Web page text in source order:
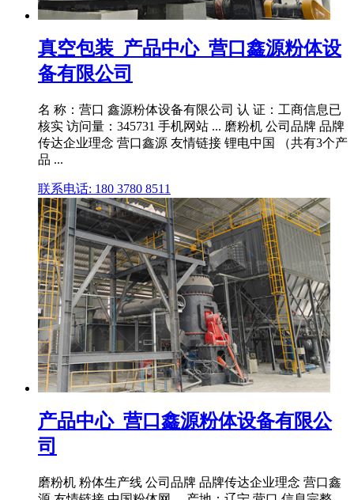
真空包装_产品中心_营口鑫源粉体设
备有限公司
名 称：营口 鑫源粉体设备有限公司 认 证：工商信息已
核实 访问量：345731 手机网站 ... 磨粉机 公司品牌 品牌
传达企业理念 营口鑫源 友情链接 锂电中国 （共有3个产
品 ...
联系电话: 180 3780 8511
产品中心_营口鑫源粉体设备有限公
司
磨粉机 粉体生产线 公司品牌 品牌传达企业理念 营口鑫